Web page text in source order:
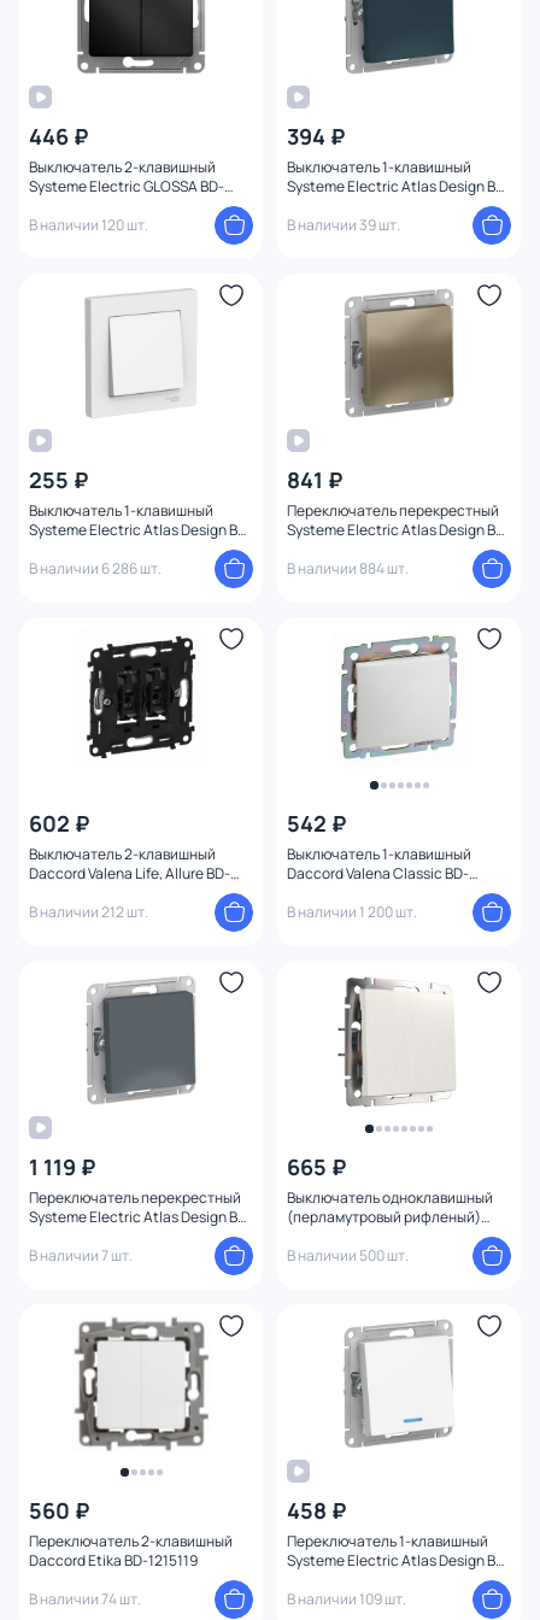
446 ₽
Выключатель 2-клавишный
Systeme Electric GLOSSA BD-
В наличии 120 шт.
394 ₽
Выключатель 1-клавишный
Systeme Electric Atlas Design BD-
В наличии 39 шт.
255 ₽
Выключатель 1-клавишный
Systeme Electric Atlas Design BD-
В наличии 6 286 шт.
841 ₽
Переключатель перекрестный
Systeme Electric Atlas Design BD-
В наличии 884 шт.
602 ₽
Выключатель 2-клавишный
Daccord Valena Life, Allure BD-
В наличии 212 шт.
542 ₽
Выключатель 1-клавишный
Daccord Valena Classic BD-
В наличии 1 200 шт.
1 119 ₽
Переключатель перекрестный
Systeme Electric Atlas Design BD-
В наличии 7 шт.
665 ₽
Выключатель одноклавишный
(перламутровый рифленый)
В наличии 500 шт.
560 ₽
Переключатель 2-клавишный
Daccord Etika BD-1215119
В наличии 74 шт.
458 ₽
Переключатель 1-клавишный
Systeme Electric Atlas Design BD-
В наличии 109 шт.